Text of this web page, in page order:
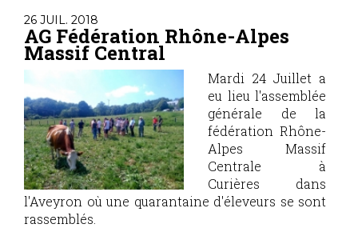
26 JUIL. 2018
AG Fédération Rhône-Alpes
Massif Central
Mardi 24 Juillet a
eu lieu l'assemblée
générale de la
fédération Rhône-
Alpes Massif
Centrale à
Curières dans
l'Aveyron où une quarantaine d'éleveurs se sont
rassemblés.